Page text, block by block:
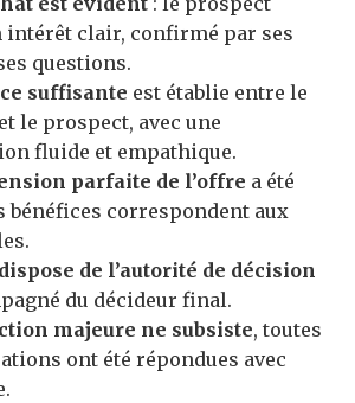
intérêt clair, confirmé par ses
questions.
suffisante est établie entre le
le prospect, avec une
fluide et empathique.
parfaite de l’offre a été
bénéfices correspondent aux
de l’autorité de décision
du décideur final.
majeure ne subsiste, toutes
ont été répondues avec